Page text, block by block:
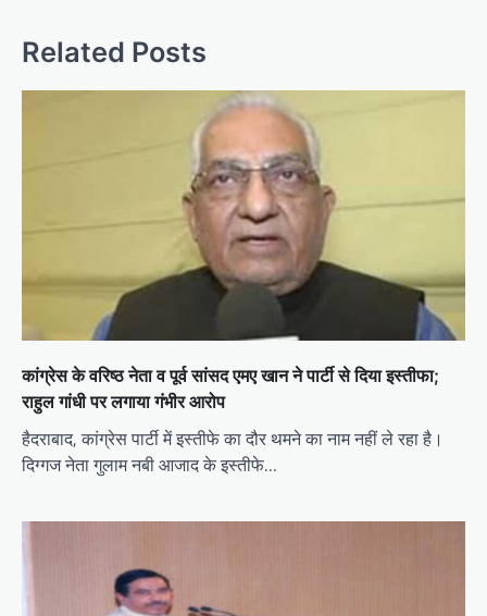
v
i
n
Related Posts
कांग्रेस के वरिष्ठ नेता व पूर्व सांसद एमए खान ने पार्टी से दिया इस्तीफा;
राहुल गांधी पर लगाया गंभीर आरोप
हैदराबाद, कांग्रेस पार्टी में इस्तीफे का दौर थमने का नाम नहीं ले रहा है।
दिग्गज नेता गुलाम नबी आजाद के इस्तीफे…